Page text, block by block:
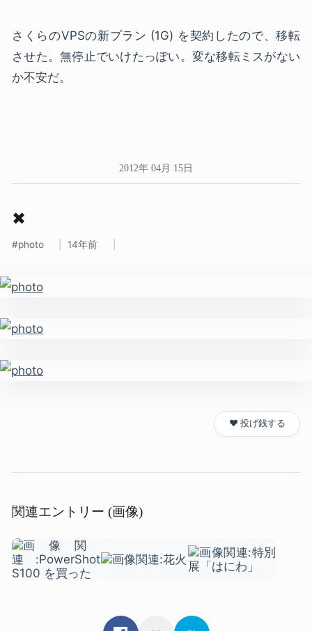
さくらのVPSの新プラン (1G) を契約したので、移転
させた。無停止でいけたっぽい。変な移転ミスがない
か不安だ。
2012年 04月 15日
✖
photo 14年前
❤️ 投げ銭する
関連エントリー (画像)